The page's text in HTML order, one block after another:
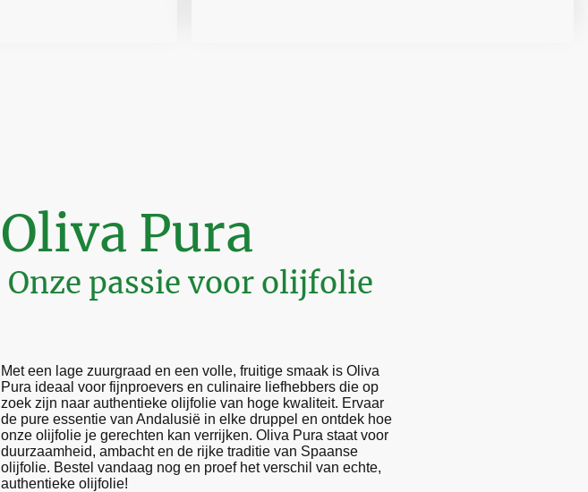
Oliva Pura
Onze passie voor olijfolie
Met een lage zuurgraad en een volle, fruitige smaak is Oliva
Pura ideaal voor fijnproevers en culinaire liefhebbers die op
zoek zijn naar authentieke olijfolie van hoge kwaliteit. Ervaar
de pure essentie van Andalusië in elke druppel en ontdek hoe
onze olijfolie je gerechten kan verrijken. Oliva Pura staat voor
duurzaamheid, ambacht en de rijke traditie van Spaanse
olijfolie. Bestel vandaag nog en proef het verschil van echte,
authentieke olijfolie!